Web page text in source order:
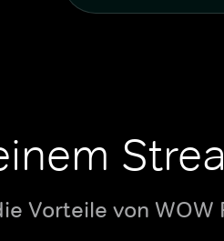
Vorteile von WOW